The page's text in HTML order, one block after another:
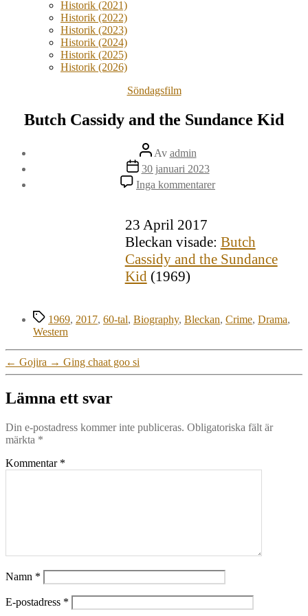
Historik (2021)
Historik (2022)
Historik (2023)
Historik (2024)
Historik (2025)
Historik (2026)
Kategorier
Söndagsfilm
Butch Cassidy and the Sundance Kid
Inläggsförfattare
Av admin
Inläggsdatum
30 januari 2023
Inga kommentarertill
Butch
Sundance
Kid
23 April 2017
Bleckan visade: Butch
Cassidy and the Sundance
Kid(1969)
Etiketter
1969, 2017, 60-tal, Biography, Bleckan, Crime, Drama,
Western
← Gojira → Ging chaat goo si
Lämna ett svar
Din e-postadress kommer inte publiceras. Obligatoriska fält är
märkta *
Kommentar *
Namn *
E-postadress *